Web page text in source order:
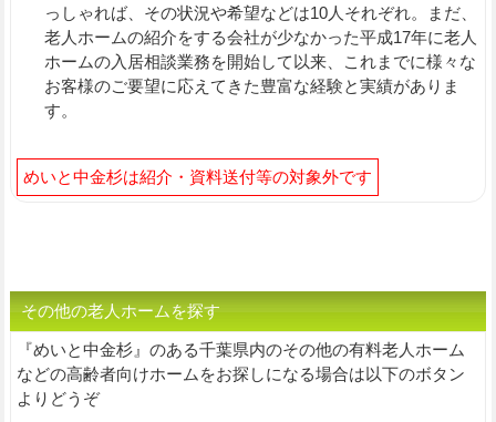
っしゃれば、その状況や希望などは10人それぞれ。まだ、
老人ホームの紹介をする会社が少なかった平成17年に老人
ホームの入居相談業務を開始して以来、これまでに様々な
お客様のご要望に応えてきた豊富な経験と実績がありま
す。
めいと中金杉は紹介・資料送付等の対象外です
その他の老人ホームを探す
『めいと中金杉』のある千葉県内のその他の有料老人ホーム
などの高齢者向けホームをお探しになる場合は以下のボタン
よりどうぞ